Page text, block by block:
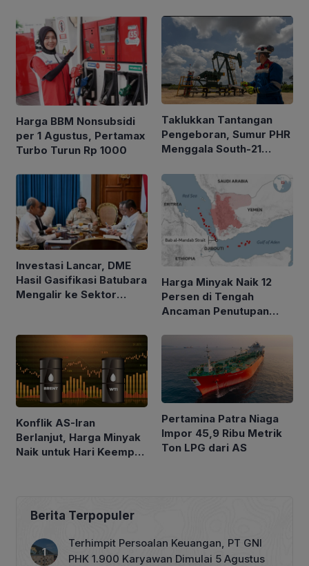
Harga BBM Nonsubsidi
per 1 Agustus, Pertamax
Turbo Turun Rp 1000
Taklukkan Tantangan
Pengeboran, Sumur PHR
Menggala South-21
BOPD
Investasi Lancar, DME
Hasil Gasifikasi Batubara
Mengalir ke Sektor
Harga Minyak Naik 12
Persen di Tengah
Ancaman Penutupan
Konflik AS-Iran
Berlanjut, Harga Minyak
Naik untuk Hari Keempat
Pertamina Patra Niaga
Impor 45,9 Ribu Metrik
Ton LPG dari AS
Berita Terpopuler
Terhimpit Persoalan Keuangan, PT GNI
PHK 1.900 Karyawan Dimulai 5 Agustus